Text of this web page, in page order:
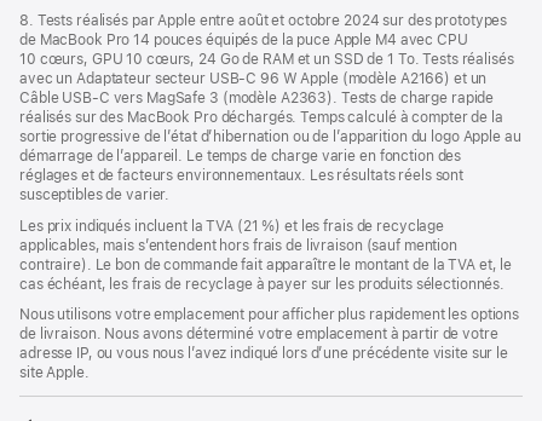
8. Tests réalisés par Apple entre août et octobre 2024 sur des prototypes
de MacBook Pro 14 pouces équipés de la puce Apple M4 avec CPU
10 cœurs, GPU 10 cœurs, 24 Go de RAM et un SSD de 1 To. Tests réalisés
avec un Adaptateur secteur USB-C 96 W Apple (modèle A2166) et un
Câble USB-C vers MagSafe 3 (modèle A2363). Tests de charge rapide
réalisés sur des MacBook Pro déchargés. Temps calculé à compter de la
sortie progressive de l’état d’hibernation ou de l’apparition du logo Apple au
démarrage de l’appareil. Le temps de charge varie en fonction des
réglages et de facteurs environnementaux. Les résultats réels sont
susceptibles de varier.
Les prix indiqués incluent la TVA (21 %) et les frais de recyclage
applicables, mais s’entendent hors frais de livraison (sauf mention
contraire). Le bon de commande fait apparaître le montant de la TVA et, le
cas échéant, les frais de recyclage à payer sur les produits sélectionnés.
Nous utilisons votre emplacement pour afficher plus rapidement les options
de livraison. Nous avons déterminé votre emplacement à partir de votre
adresse IP, ou vous nous l’avez indiqué lors d’une précédente visite sur le
site Apple.